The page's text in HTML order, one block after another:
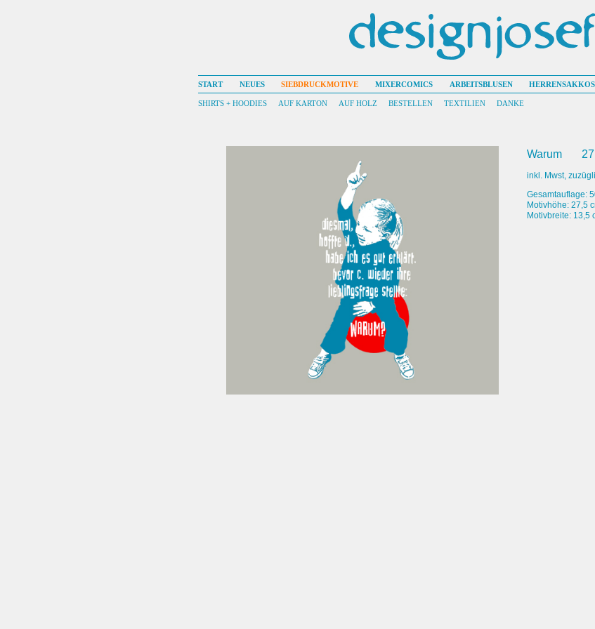
START NEUES SIEBDRUCKMOTIVE MIXERCOMICS ARBEITSBLUSEN HERRENSAKKOS
SHIRTS + HOODIES AUF KARTON AUF HOLZ BESTELLEN TEXTILIEN DANKE
Warum
inkl. Mwst,
Gesamtauflage:
Motivhöhe: 27,5
Motivbreite: 13,5